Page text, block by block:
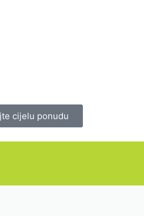
cijelu ponudu